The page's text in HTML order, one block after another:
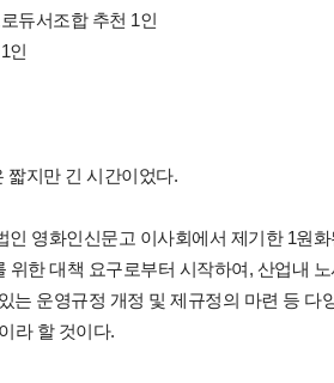
듀서조합 추천 1인
인
짧지만 긴 시간이었다.
인 영화인신문고 이사회에서 제기한 1원
위한 대책 요구로부터 시작하여, 산업내 노
는 운영규정 개정 및 제규정의 마련 등 다
라 할 것이다.